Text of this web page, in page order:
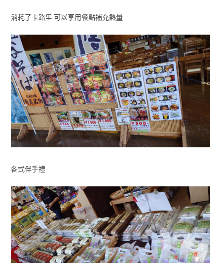
消耗了卡路里 可以享用餐點補充熱量
各式伴手禮